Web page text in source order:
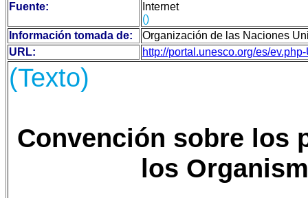
Fuente:
Internet
()
Información tomada de:
Organización de las Naciones
URL:
http://portal.unesco.org/es/
(Texto)
Convención sobre los
los